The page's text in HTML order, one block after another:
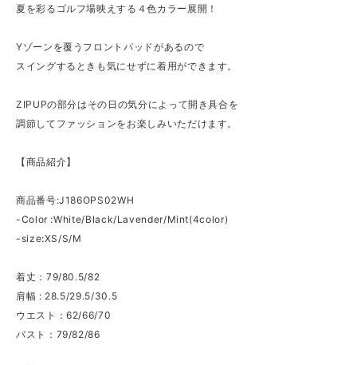
夏を彩るゴルフ場映えする４色カラー展開！
Yゾーンを覆うフロントパッドがあるので
スイングするときも気にせずに着用ができます。
ZIPUPの部分はその日の気分によって開き具合を
調節してファッションをお楽しみいただけます。
【商品紹介】
商品番号:J186OPS02WH
-Color :White/Black/Lavender/Mint(4color)
-size:XS/S/M
着丈：79/80.5/82
肩幅 : 28.5/29.5/30.5
ウエスト：62/66/70
バスト：79/82/86